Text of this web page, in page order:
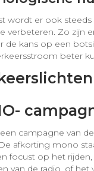
wordt er ook
verbeteren. Zo zijn
de kans op een
beter
campagne van
afkorting mono
focust op het
van de radio, of